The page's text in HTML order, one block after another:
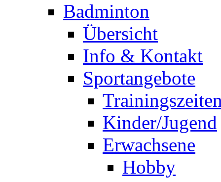
Badminton
Übersicht
Info & Kontakt
Sportangebote
Kinder/Jugend
Erwachsene
Hobby